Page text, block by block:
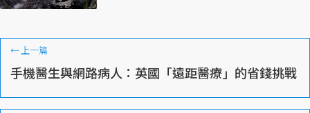
←上一篇
手機醫生與網路病人：英國「遠距醫療」的省錢挑戰